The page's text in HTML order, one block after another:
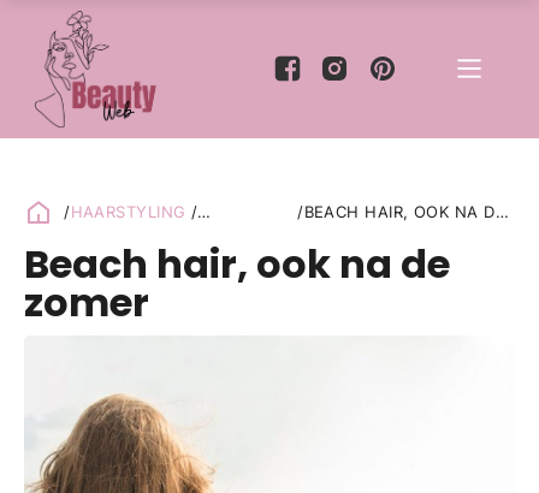
/HAARSTYLING /
/BEACH HAIR, OOK NA DE
Beach hair, ook na de
zomer